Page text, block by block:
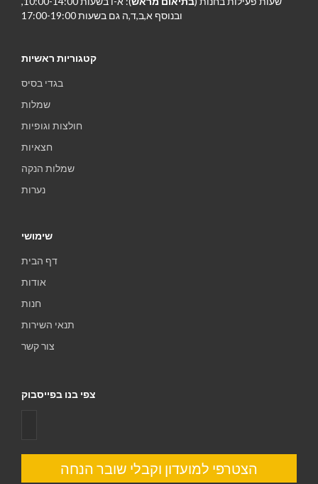
ובנוסף א,ב,ד,ה גם בשעות 17:00-19:00
קטגוריות ראשיות
בגדי בסיס
שמלות
חולצות וגופיות
חצאיות
שמלות הנקה
נערות
שימושי
דף הבית
אודות
חנות
תנאי השירות
צור קשר
צפי בנו בפייסבוק
הצטרפי למועדון וקבלי שובר הנחה